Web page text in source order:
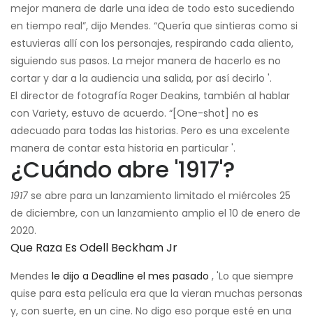
mejor manera de darle una idea de todo esto sucediendo
en tiempo real”, dijo Mendes. “Quería que sintieras como si
estuvieras allí con los personajes, respirando cada aliento,
siguiendo sus pasos. La mejor manera de hacerlo es no
cortar y dar a la audiencia una salida, por así decirlo '.
El director de fotografía Roger Deakins, también al hablar
con Variety, estuvo de acuerdo. “[One-shot] no es
adecuado para todas las historias. Pero es una excelente
manera de contar esta historia en particular '.
¿Cuándo abre '1917'?
1917 se abre para un lanzamiento limitado el miércoles 25
de diciembre, con un lanzamiento amplio el 10 de enero de
2020.
Que Raza Es Odell Beckham Jr
Mendes le dijo a Deadline el mes pasado , 'Lo que siempre
quise para esta película era que la vieran muchas personas
y, con suerte, en un cine. No digo eso porque esté en una